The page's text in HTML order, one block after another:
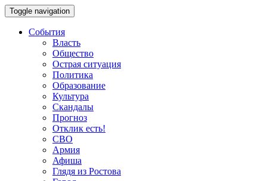
Toggle navigation
События
Власть
Общество
Острая ситуация
Политика
Образование
Культура
Скандалы
Прогноз
Отклик есть!
СВО
Армия
Афиша
Глядя из Ростова